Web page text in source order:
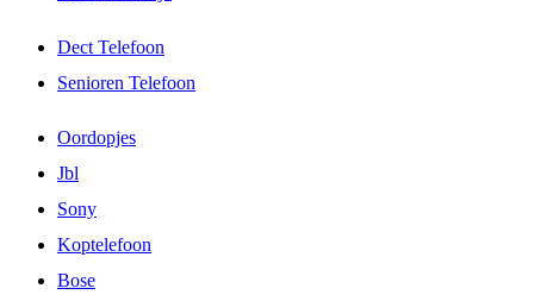
Dect Telefoon
Senioren Telefoon
Oordopjes
Jbl
Sony
Koptelefoon
Bose